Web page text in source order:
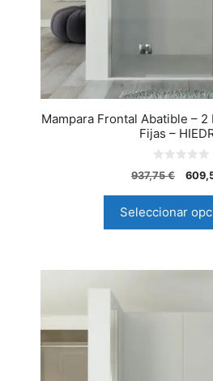
Mampara Frontal Abatible –
Fijas –
0
d
5
937,75€
Seleccionar